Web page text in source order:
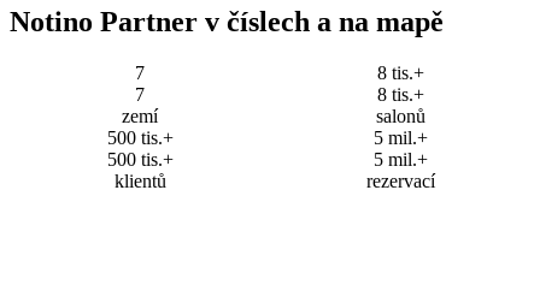
Notino Partner v číslech a na mapě
7
7
zemí
8 tis.+
8 tis.+
salonů
500 tis.+
500 tis.+
klientů
5 mil.+
5 mil.+
rezervací